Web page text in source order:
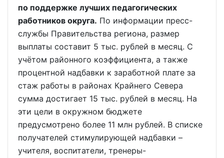
по поддержке лучших педагогических
работников округа. По информации пресс-
службы Правительства региона, размер
выплаты составит 5 тыс. рублей в месяц. С
учётом районного коэффициента, а также
процентной надбавки к заработной плате за
стаж работы в районах Крайнего Севера
сумма достигает 15 тыс. рублей в месяц. На
эти цели в окружном бюджете
предусмотрено более 11 млн рублей. В списке
получателей стимулирующей надбавки –
учителя, воспитатели, тренеры-